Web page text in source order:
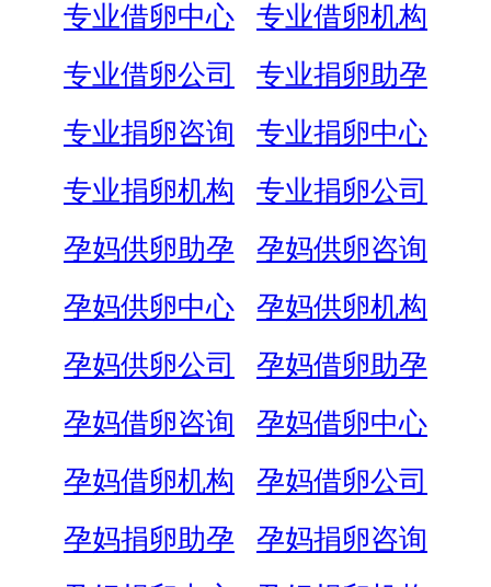
专业借卵中心
专业借卵机构
专业借卵公司
专业捐卵助孕
专业捐卵咨询
专业捐卵中心
专业捐卵机构
专业捐卵公司
孕妈供卵助孕
孕妈供卵咨询
孕妈供卵中心
孕妈供卵机构
孕妈供卵公司
孕妈借卵助孕
孕妈借卵咨询
孕妈借卵中心
孕妈借卵机构
孕妈借卵公司
孕妈捐卵助孕
孕妈捐卵咨询